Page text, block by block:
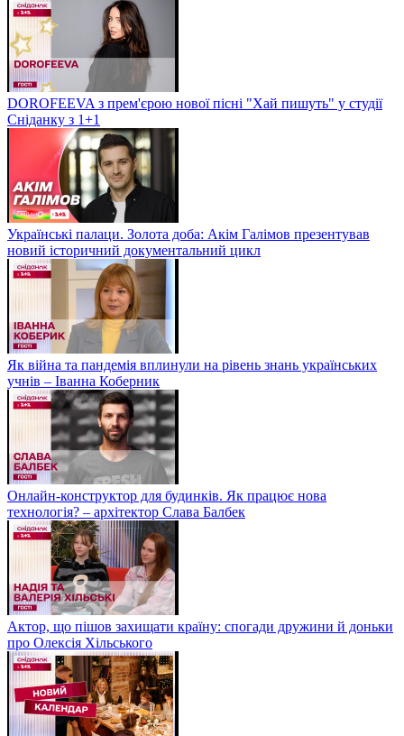
DOROFEEVA з прем'єрою нової пісні "Хай пишуть" у студії
Сніданку з 1+1
Українські палаци. Золота доба: Акім Галімов презентував
новий історичний документальний цикл
Як війна та пандемія вплинули на рівень знань українських
учнів – Іванна Коберник
Онлайн-конструктор для будинків. Як працює нова
технологія? – архітектор Слава Балбек
Актор, що пішов захищати країну: спогади дружини й доньки
про Олексія Хільського